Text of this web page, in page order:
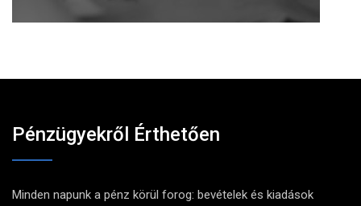
Pénzügyekről Érthetően
Minden napunk a pénz körül forog: bevételek és kiadások